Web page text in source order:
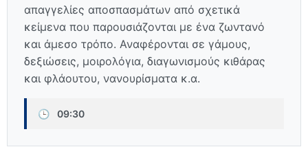
απαγγελίες αποσπασμάτων από σχετικά
κείμενα που παρουσιάζονται με ένα ζωντανό
και άμεσο τρόπο. Αναφέρονται σε γάμους,
δεξιώσεις, μοιρολόγια, διαγωνισμούς κιθάρας
και φλάουτου, νανουρίσματα κ.α.
🕒 09:30